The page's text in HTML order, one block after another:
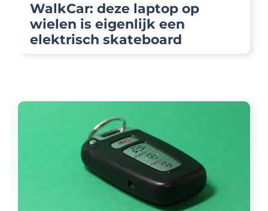
WalkCar: deze laptop op
wielen is eigenlijk een
elektrisch skateboard